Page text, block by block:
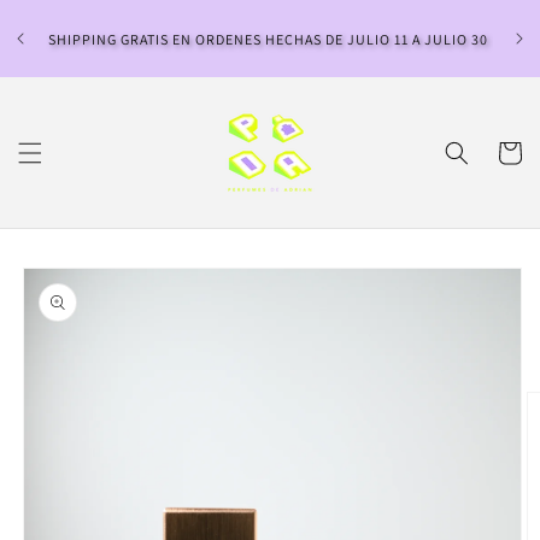
al contenido
SHIPPING GRATIS EN ORDENES HECHAS DE JULIO 11 A JULIO 30
Carrito
directamente
a la
información